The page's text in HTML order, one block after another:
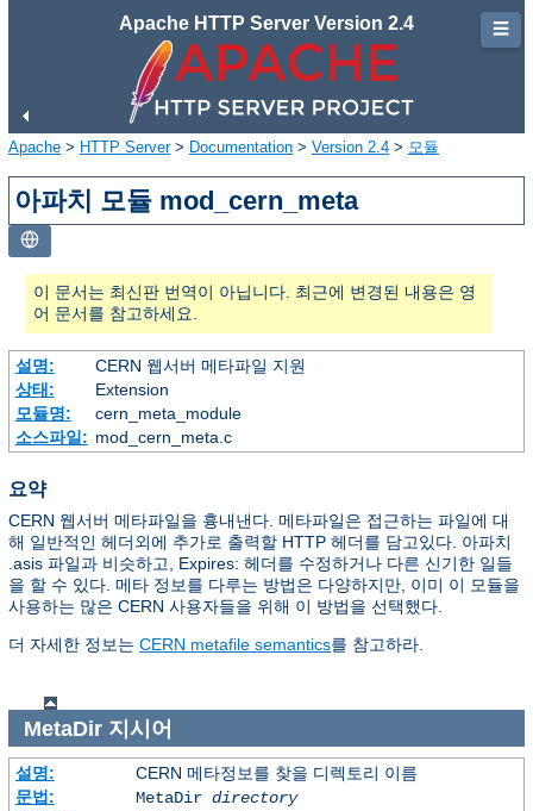
Apache HTTP Server Version 2.4
Apache > HTTP Server> Documentation > Version 2.4 > 모듈
아파치 모듈 mod_cern_meta
이 문서는 최신판 번역이 아닙니다. 최근에 변경된 내용은 영
어 문서를 참고하세요.
설명:
CERN 웹서버 메타파일 지원
상태:
Extension
모듈명:
cern_meta_module
소스파일: mod_cern_meta.c
요약
CERN 웹서버 메타파일을 흉내낸다. 메타파일은 접근하는 파일에 대
해 일반적인 헤더외에 추가로 출력할 HTTP 헤더를 담고있다. 아파치
.asis 파일과 비슷하고, Expires: 헤더를 수정하거나 다른 신기한 일들
을 할 수 있다. 메타 정보를 다루는 방법은 다양하지만, 이미 이 모듈을
사용하는 많은 CERN 사용자들을 위해 이 방법을 선택했다.
더 자세한 정보는 CERN metafile semantics를 참고하라.
MetaDir지시어
설명:
CERN 메타정보를 찾을 디렉토리 이름
문법:
MetaDir directory
☰